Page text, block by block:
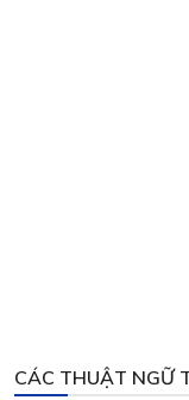
CÁC THUẬT NGỮ